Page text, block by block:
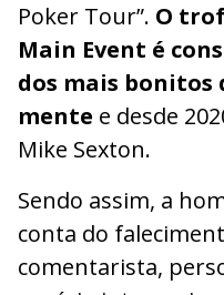
Poker Tour”. O
Main Event é
dos mais bonitos
mente e desde
Mike Sexton.
Sendo assim, a
conta do
comentarista,